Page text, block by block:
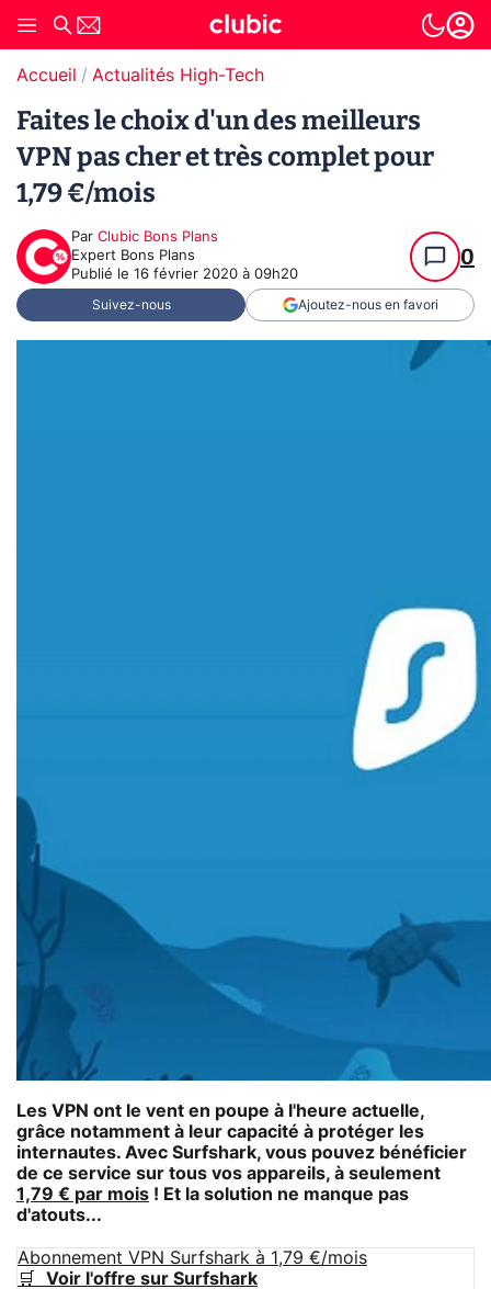
Accueil Actualités High-Tech
Faites le choix d'un des meilleurs
VPN pas cher et très complet pour
1,79 €/mois
Par Clubic Bons Plans
Expert Bons Plans
Publié le 16 février 2020 à 09h20
0
Suivez-nous Ajoutez-nous en favori
Les VPN ont le vent en poupe à l'heure actuelle,
grâce notamment à leur capacité à protéger les
internautes. Avec Surfshark, vous pouvez bénéficier
de ce service sur tous vos appareils, à seulement
1,79 € par mois ! Et la solution ne manque pas
d'atouts...
Abonnement VPN Surfshark à 1,79 €/mois
🛒 Voir l'offre sur Surfshark